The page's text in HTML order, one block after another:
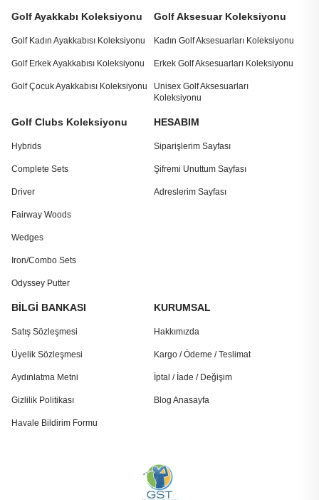
Golf Ayakkabı Koleksiyonu
Golf Kadın Ayakkabısı Koleksiyonu
Golf Erkek Ayakkabısı Koleksiyonu
Golf Çocuk Ayakkabısı Koleksiyonu
Golf Aksesuar Koleksiyonu
Kadın Golf Aksesuarları Koleksiyonu
Erkek Golf Aksesuarları Koleksiyonu
Unisex Golf Aksesuarları
Koleksiyonu
Golf Clubs Koleksiyonu
Hybrids
Complete Sets
Driver
Fairway Woods
Wedges
Iron/Combo Sets
Odyssey Putter
HESABIM
Siparişlerim Sayfası
Şifremi Unuttum Sayfası
Adreslerim Sayfası
BİLGİ BANKASI
Satış Sözleşmesi
Üyelik Sözleşmesi
Aydınlatma Metni
Gizlilik Politikası
Havale Bildirim Formu
KURUMSAL
Hakkımızda
Kargo / Ödeme / Teslimat
İptal / İade / Değişim
Blog Anasayfa